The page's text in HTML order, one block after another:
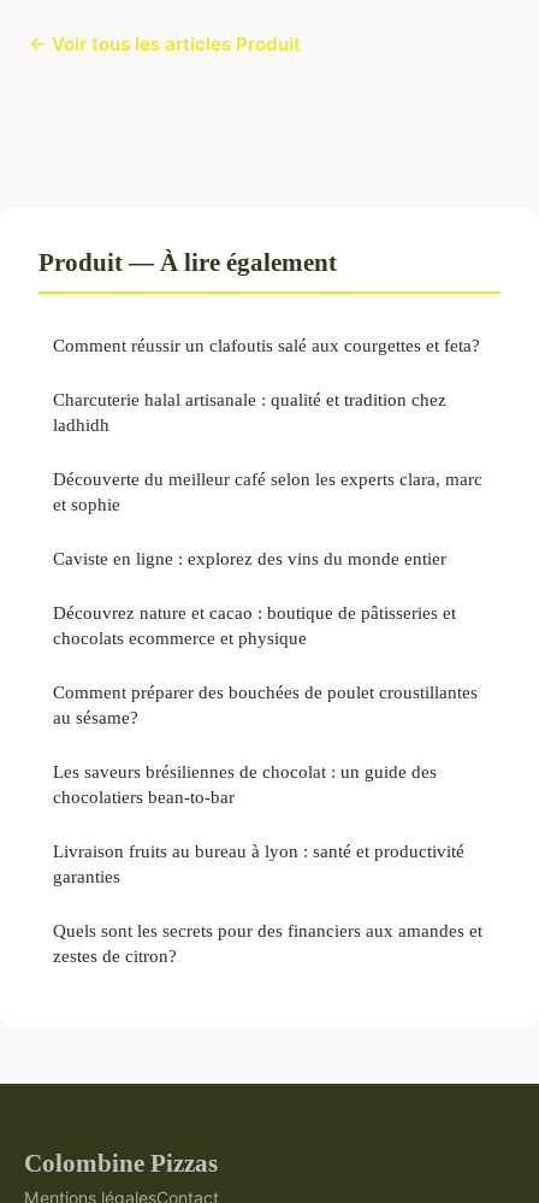
← Voir tous les articles Produit
Produit — À lire également
Comment réussir un clafoutis salé aux courgettes et feta?
Charcuterie halal artisanale : qualité et tradition chez
ladhidh
Découverte du meilleur café selon les experts clara, marc
et sophie
Caviste en ligne : explorez des vins du monde entier
Découvrez nature et cacao : boutique de pâtisseries et
chocolats ecommerce et physique
Comment préparer des bouchées de poulet croustillantes
au sésame?
Les saveurs brésiliennes de chocolat : un guide des
chocolatiers bean-to-bar
Livraison fruits au bureau à lyon : santé et productivité
garanties
Quels sont les secrets pour des financiers aux amandes et
zestes de citron?
Colombine Pizzas
Mentions légalesContact